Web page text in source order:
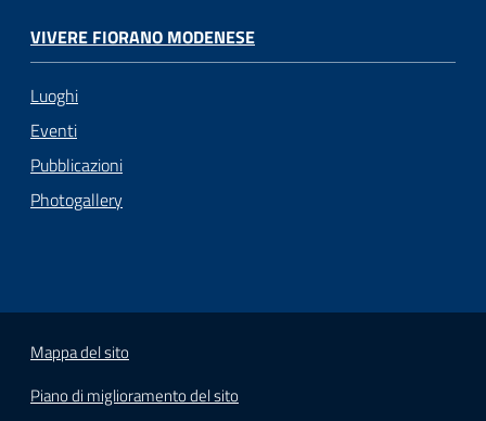
VIVERE FIORANO MODENESE
Luoghi
Eventi
Pubblicazioni
Photogallery
Mappa del sito
Piano di miglioramento del sito